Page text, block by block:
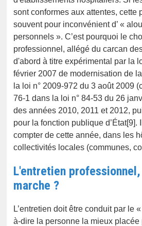
sont conformes aux attentes, cette
souvent pour inconvénient d’ «
personnels ». C’est pourquoi le
professionnel, allégé du carcan
d'abord à titre expérimental par la
février 2007 de modernisation de
la loi n° 2009-972 du 3 août 2009
76-1 dans la loi n° 84-53 du 26
des années 2010, 2011 et 2012,
pour la fonction publique d’État[9].
compter de cette année, dans les
collectivités locales (communes,
L'entretien
marche ?
L’entretien doit être conduit par le
à-dire la personne la mieux placée